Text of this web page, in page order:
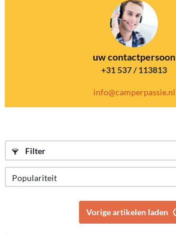
uw contactpersoon
+31 537 / 113813
info@camperpassie.nl
Filter
Vorige artikelen laden